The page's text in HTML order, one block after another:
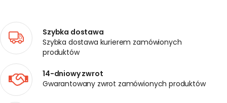
Szybka dostawa
Szybka dostawa kurierem zamówionych
produktów
14-dniowy zwrot
Gwarantowany zwrot zamówionych produktów